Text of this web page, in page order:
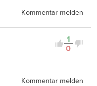
Kommentar melden
1
0
Kommentar melden